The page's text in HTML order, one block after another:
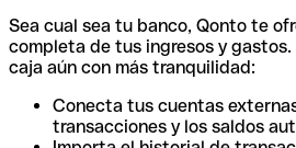
Sea cual sea tu banco, Qonto te
completa de tus ingresos y
caja aún con más tranquilidad:
Conecta tus cuentas
transacciones y los saldos